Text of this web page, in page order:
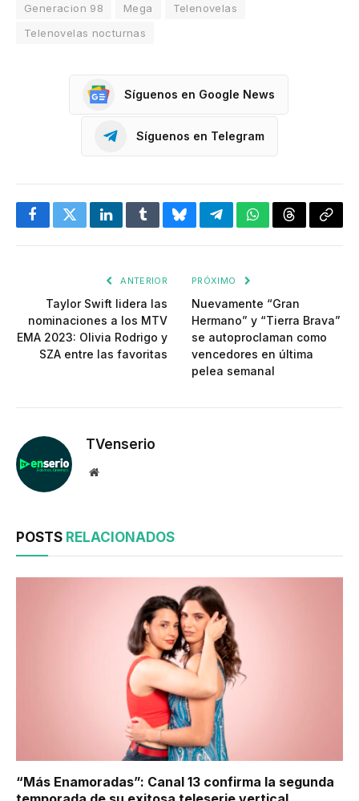
Generacion 98
Mega
Telenovelas
Telenovelas nocturnas
Síguenos en Google News
Síguenos en Telegram
FacebookTwitterLinkedInTumblrBlueskyTelegramWhatsApp
Threads
ANTERIOR
Taylor Swift lidera las
nominaciones a los MTV
EMA 2023: Olivia Rodrigo y
SZA entre las favoritas
PRÓXIMO
Nuevamente “Gran
Hermano” y “Tierra Brava”
se autoproclaman como
vencedores en última
pelea semanal
TVenserio
Website
POSTS RELACIONADOS
“Más Enamoradas”: Canal 13 confirma la segunda